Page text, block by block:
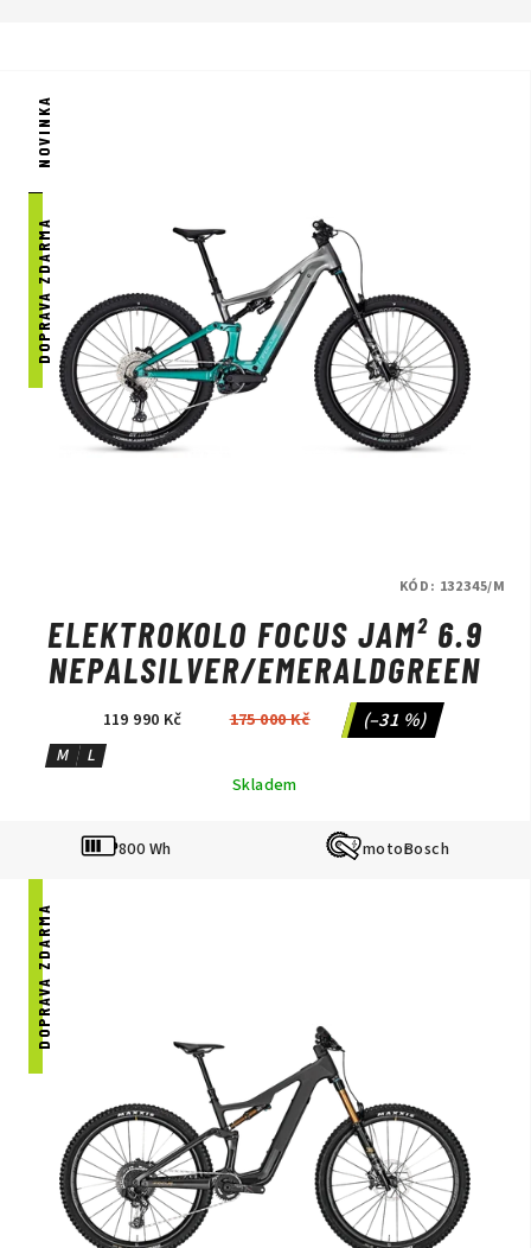
NOVINKA
DOPRAVA ZDARMA
ELEKTROKOLO FOCUS JAM² 6.9
NEPALSILVER/EMERALDGREEN
119 990 Kč 175 000 Kč (–31 %)
M
L
Skladem
KÓD: 132345/M
800 Wh Bosch
DOPRAVA ZDARMA